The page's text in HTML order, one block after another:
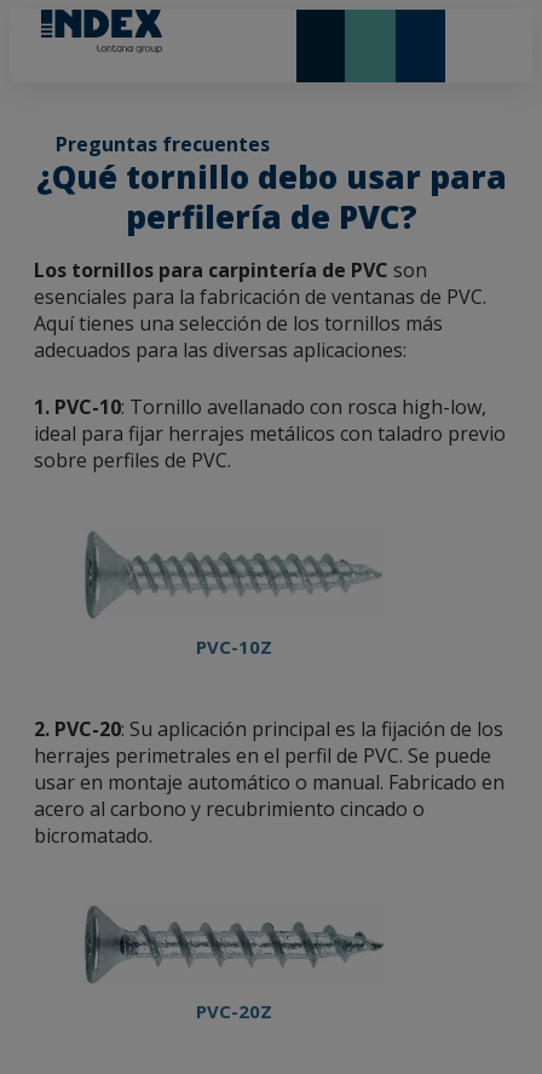
Preguntas frecuentes
¿Qué tornillo debo usar para
perfilería de PVC?
Los tornillos para carpintería de PVC son
esenciales para la fabricación de ventanas de PVC.
Aquí tienes una selección de los tornillos más
adecuados para las diversas aplicaciones:
1. PVC-10: Tornillo avellanado con rosca high-low,
ideal para fijar herrajes metálicos con taladro previo
sobre perfiles de PVC.
PVC-10Z
2. PVC-20: Su aplicación principal es la fijación de los
herrajes perimetrales en el perfil de PVC. Se puede
usar en montaje automático o manual. Fabricado en
acero al carbono y recubrimiento cincado o
bicromatado.
PVC-20Z